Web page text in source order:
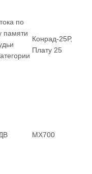
по
памяти
Конрад-25Р,
Плату 25
MX700